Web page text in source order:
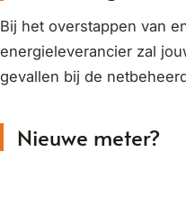
Bij het overstappen van
energieleverancier zal
gevallen bij de
Nieuwe meter?